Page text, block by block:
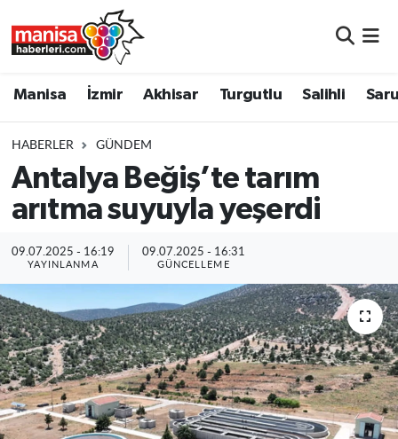
Manisa İzmir Akhisar Turgutlu Salihli
HABERLER GÜNDEM
Antalya Beğiş’te tarım
arıtma suyuyla yeşerdi
09.07.2025 - 16:19
YAYINLANMA
09.07.2025 - 16:31
GÜNCELLEME
Turgutlu
Salihli
Soma
Resmi İlanlar
Manisa Nöbetçi Eczaneler
Manisa Trafik Yoğunluk Haritası
Süper Lig Puan Durumu ve Fikstür
Son Dakika Haberleri
Haber Arşivi